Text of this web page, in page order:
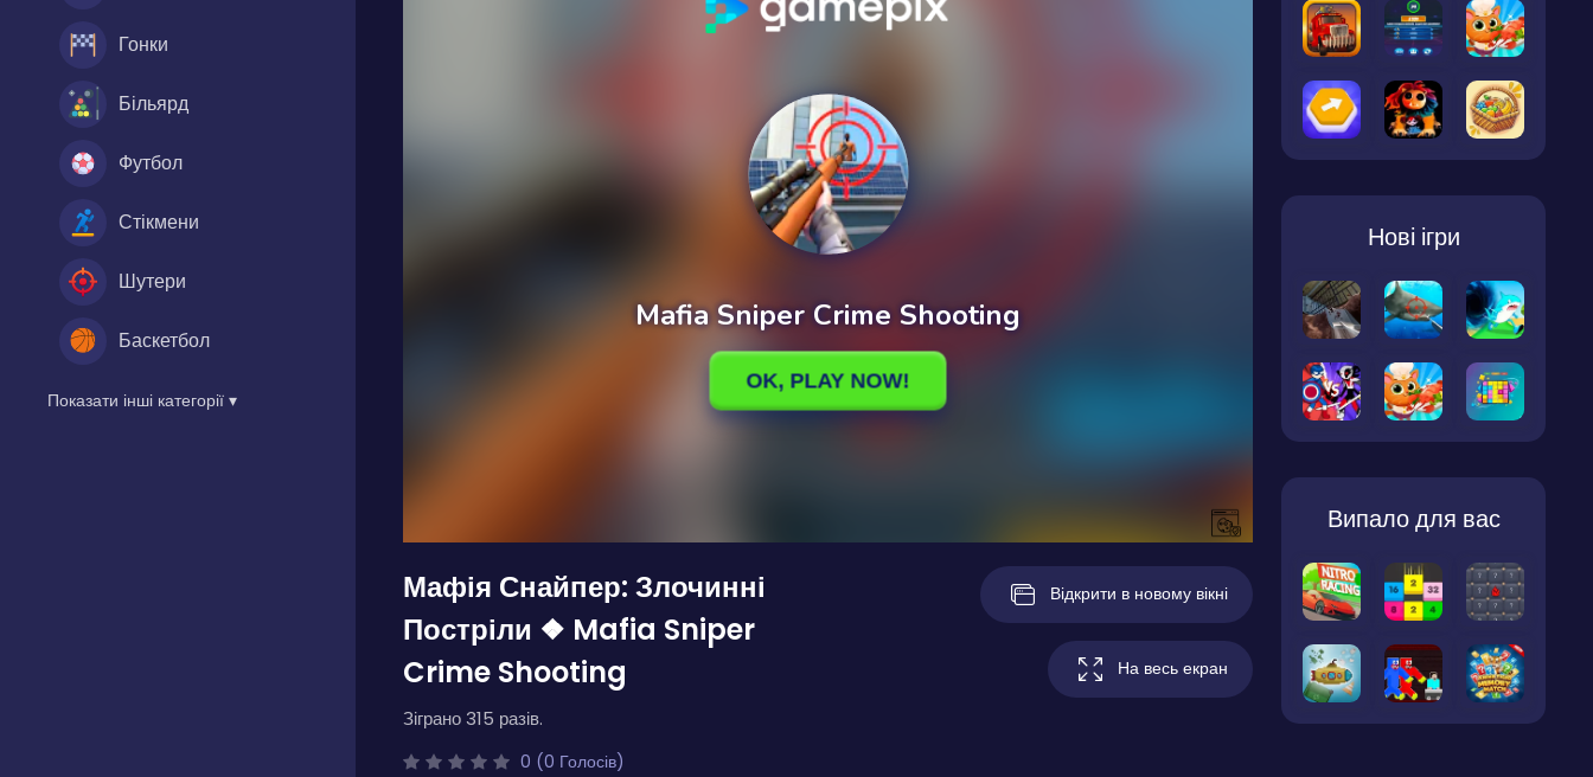
Гонки
Більярд
Футбол
Стікмени
Шутери
Баскетбол
Показати інші категорії ▾
Мафія Снайпер: Злочинні
Постріли ❖ Mafia Sniper
Crime Shooting
Зіграно 315 разів.
0 (0 Голосів)
Відкрити в новому вікні
На весь екран
Нові ігри
Випало для вас